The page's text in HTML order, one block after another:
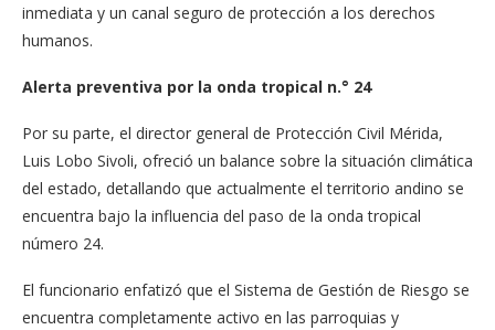
inmediata y un canal seguro de protección a los derechos
humanos.
Alerta preventiva por la onda tropical n.° 24
Por su parte, el director general de Protección Civil Mérida,
Luis Lobo Sivoli, ofreció un balance sobre la situación climática
del estado, detallando que actualmente el territorio andino se
encuentra bajo la influencia del paso de la onda tropical
número 24.
El funcionario enfatizó que el Sistema de Gestión de Riesgo se
encuentra completamente activo en las parroquias y